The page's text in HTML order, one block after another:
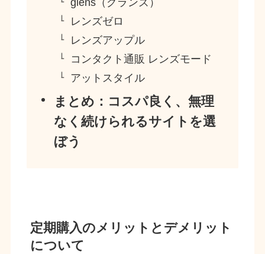
glens（グランズ）
レンズゼロ
レンズアップル
コンタクト通販 レンズモード
アットスタイル
まとめ：コスパ良く、無理
なく続けられるサイトを選
ぼう
定期購入のメリットとデメリット
について